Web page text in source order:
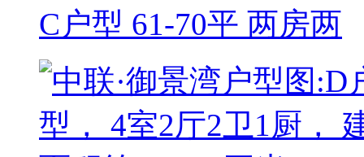
C户型 61-70平 两房两